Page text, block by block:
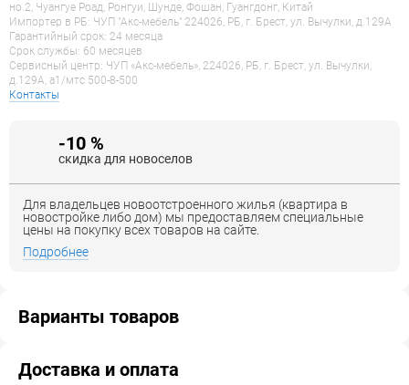
но.2, Чуангуе Роад, Ронгуи, Шунде, Фошан, Гуангдонг, Китай
Импортер в РБ: ЧУП "Акс-мебель" 224026, РБ, г. Брест, ул. Вычулки, д.129А
Гарантийный срок: 24 месяца
Срок службы: 60 месяцев
Сервисный центр: ЧУП «Акс-мебель», 224026, РБ, г. Брест, ул. Вычулки,
д.129А, a1/мтс 500-8-500
Контакты
-10 %
скидка для новоселов
Для владельцев новоотстроенного жилья (квартира в
новостройке либо дом) мы предоставляем специальные
цены на покупку всех товаров на сайте.
Подробнее
Варианты товаров
Доставка и оплата